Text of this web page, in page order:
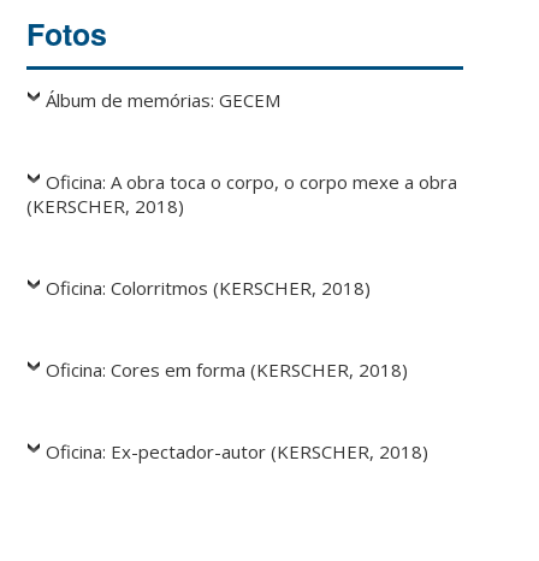
Fotos
Álbum de memórias: GECEM
Oficina: A obra toca o corpo, o corpo mexe a obra
(KERSCHER, 2018)
Oficina: Colorritmos (KERSCHER, 2018)
Oficina: Cores em forma (KERSCHER, 2018)
Oficina: Ex-pectador-autor (KERSCHER, 2018)